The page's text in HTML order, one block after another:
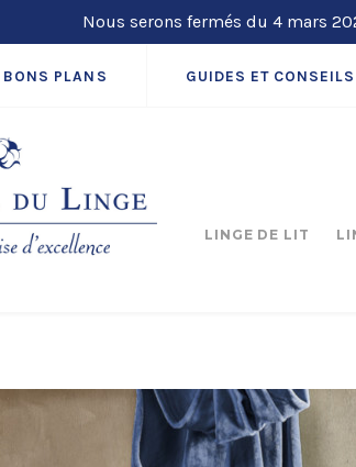
Nous serons fermés du 4 mars
BONS PLANS GUIDES ET CONSEILS
LINGE DE LIT